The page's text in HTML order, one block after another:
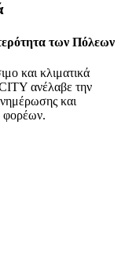
των Πόλεων
και κλιματικά
ανέλαβε την
και
φορέων.